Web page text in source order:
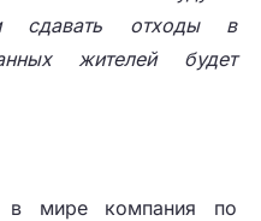
сдавать отходы в
жителей будет
в мире компания по